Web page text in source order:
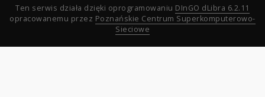
Ten serwis działa dzięki oprogramowaniu DInGO dLibra 6.2.11
opracowanemu przez Poznańskie Centrum Superkomputerowo-
Sieciowe